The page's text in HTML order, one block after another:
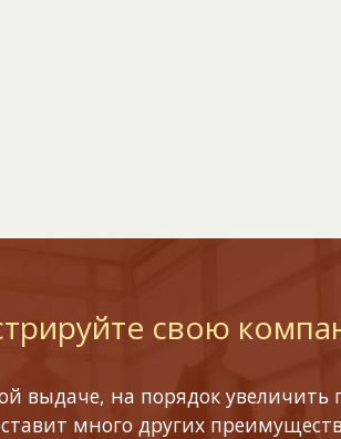
свою
выдаче, на порядок увеличить
много других